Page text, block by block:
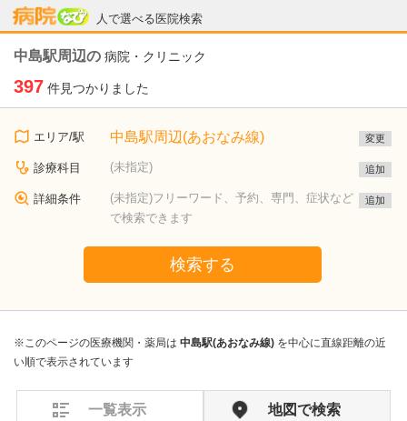
人で選べる医院検索
病院なび
中島駅周辺の 病院・クリニック
397 件見つかりました
エリア/駅 中島駅周辺(あおなみ線) 変更
診療科目 (未指定) 追加
詳細条件
(未指定)フリーワード、予約、専門、症状など
で検索できます
追加
検索する
※このページの医療機関・薬局は 中島駅(あおなみ線) を中心に直線距離の近
い順で表示されています
一覧表示 地図で検索